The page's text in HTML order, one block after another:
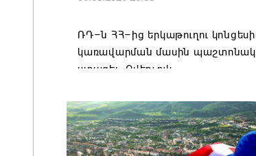
ՌԴ–ն ՀՀ–ից երկաթուղու
կառավարման մասին
ստացել. Օվերչուկ
Հայաստանյայց Առաքելական
առաջնորդը կկանգնի դատարանի